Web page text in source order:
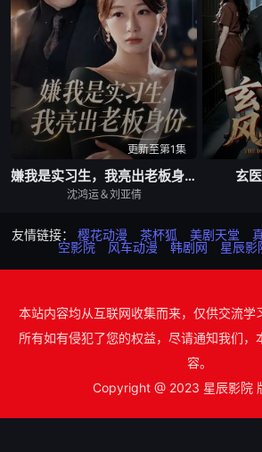
更新至第1集
嫌我是实习生，我亮出老板身份
沈鸿运＆刘亚倩
玄
友情链接： 樱花动漫 茶杯狐 美剧天堂
空影院
风车动漫 韩剧网 星辰影
本站内容均从互联网收集而来，仅供交流学
所有如有侵犯了您的权益，尽请通知我们，
容。
Copyright @ 2023 星辰影院